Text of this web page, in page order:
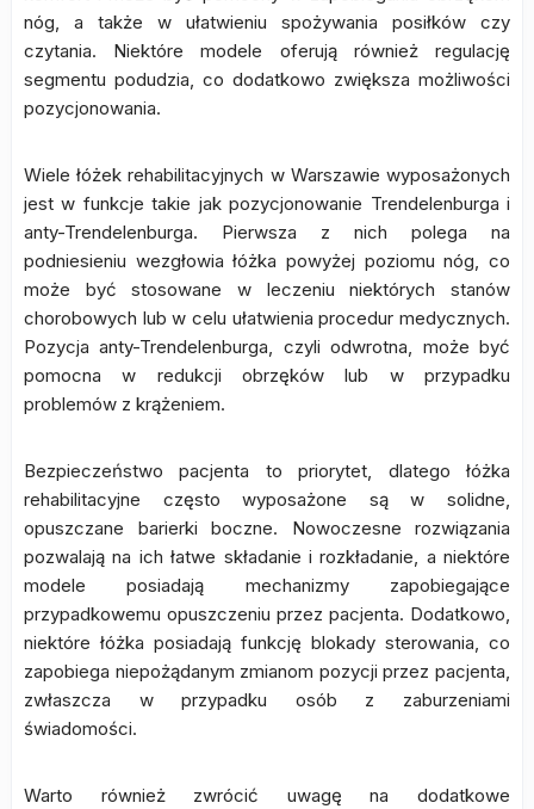
nóg, a także w ułatwieniu spożywania posiłków czy
czytania. Niektóre modele oferują również regulację
segmentu podudzia, co dodatkowo zwiększa możliwości
pozycjonowania.
Wiele łóżek rehabilitacyjnych w Warszawie wyposażonych
jest w funkcje takie jak pozycjonowanie Trendelenburga i
anty-Trendelenburga. Pierwsza z nich polega na
podniesieniu wezgłowia łóżka powyżej poziomu nóg, co
może być stosowane w leczeniu niektórych stanów
chorobowych lub w celu ułatwienia procedur medycznych.
Pozycja anty-Trendelenburga, czyli odwrotna, może być
pomocna w redukcji obrzęków lub w przypadku
problemów z krążeniem.
Bezpieczeństwo pacjenta to priorytet, dlatego łóżka
rehabilitacyjne często wyposażone są w solidne,
opuszczane barierki boczne. Nowoczesne rozwiązania
pozwalają na ich łatwe składanie i rozkładanie, a niektóre
modele posiadają mechanizmy zapobiegające
przypadkowemu opuszczeniu przez pacjenta. Dodatkowo,
niektóre łóżka posiadają funkcję blokady sterowania, co
zapobiega niepożądanym zmianom pozycji przez pacjenta,
zwłaszcza w przypadku osób z zaburzeniami
świadomości.
Warto również zwrócić uwagę na dodatkowe